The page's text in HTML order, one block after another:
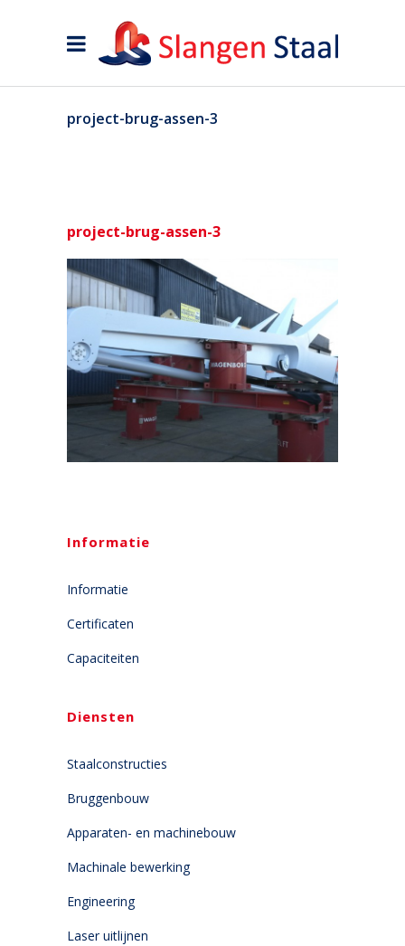
project-brug-assen-3
project-brug-assen-3
Informatie
Informatie
Certificaten
Capaciteiten
Diensten
Staalconstructies
Bruggenbouw
Apparaten- en machinebouw
Machinale bewerking
Engineering
Laser uitlijnen